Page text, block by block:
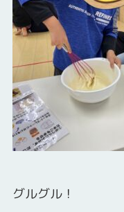
グルグル！